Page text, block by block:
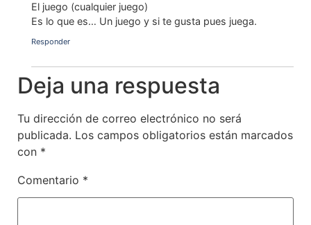
El juego (cualquier juego)
Es lo que es… Un juego y si te gusta pues juega.
Responder
Deja una respuesta
Tu dirección de correo electrónico no será
publicada. Los campos obligatorios están marcados
con *
Comentario *